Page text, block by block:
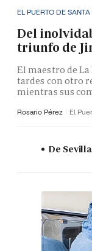
EL PUERTO DE
Del
triunfo de
El maestro de
tardes con otro
mientras sus
Rosario Pérez El
De